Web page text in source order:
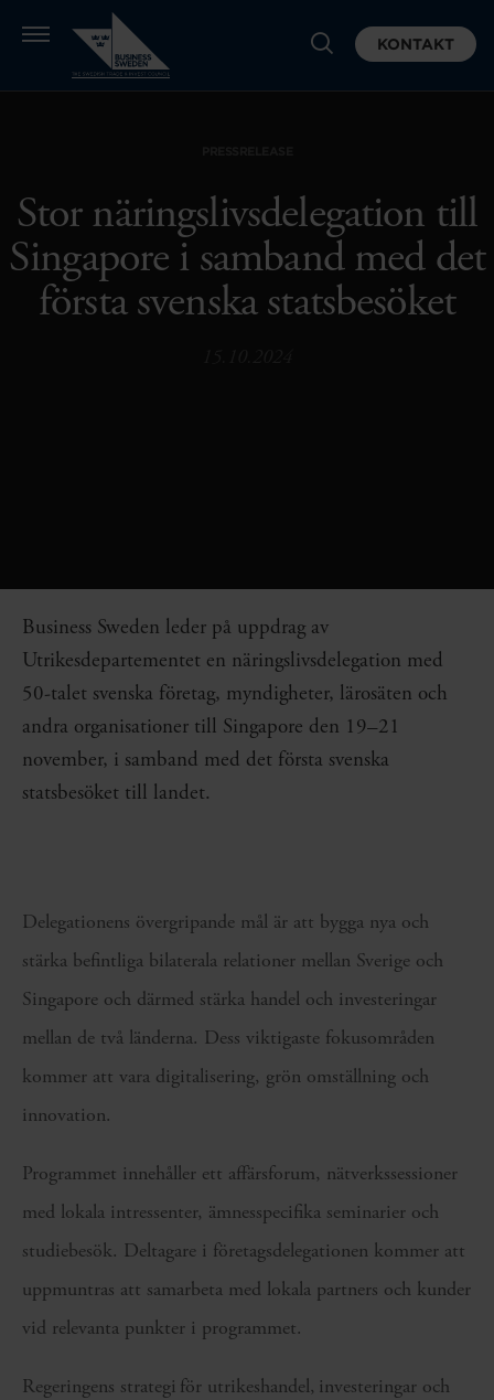
KONTAKT
Stor näringslivsdelegation till
Singapore i samband med det
första svenska statsbesöket
Business Sweden leder på uppdrag av
Utrikesdepartementet en näringslivsdelegation med
50-talet svenska företag, myndigheter, lärosäten och
andra organisationer till Singapore den 19–21
november, i samband med det första svenska
statsbesöket till landet.
Delegationens övergripande mål är att bygga nya och
stärka befintliga bilaterala relationer mellan Sverige och
Singapore och därmed stärka handel och investeringar
mellan de två länderna. Dess viktigaste fokusområden
kommer att vara digitalisering, grön omställning och
innovation.
Programmet innehåller ett affärsforum, nätverkssessioner
med lokala intressenter, ämnesspecifika seminarier och
studiebesök. Deltagare i företagsdelegationen kommer att
uppmuntras att samarbeta med lokala partners och kunder
vid relevanta punkter i programmet.
Regeringens strategi för utrikeshandel, investeringar och